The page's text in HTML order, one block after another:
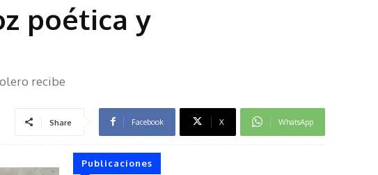
poética y
recibe
Share Facebook X WhatsApp
Publicaciones